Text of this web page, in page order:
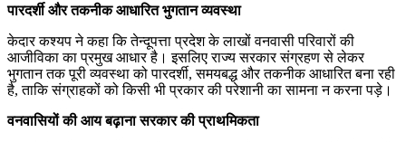
पारदर्शी और तकनीक आधारित भुगतान व्यवस्था
केदार कश्यप ने कहा कि तेन्दूपत्ता प्रदेश के लाखों वनवासी परिवारों की
आजीविका का प्रमुख आधार है। इसलिए राज्य सरकार संग्रहण से लेकर
भुगतान तक पूरी व्यवस्था को पारदर्शी, समयबद्ध और तकनीक आधारित बना रही
है, ताकि संग्राहकों को किसी भी प्रकार की परेशानी का सामना न करना पड़े।
वनवासियों की आय बढ़ाना सरकार की प्राथमिकता